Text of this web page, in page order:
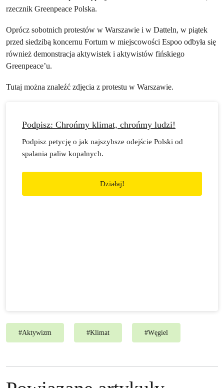
rzecznik Greenpeace Polska.
Oprócz sobotnich protestów w Warszawie i w Datteln, w piątek
przed siedzibą koncernu Fortum w miejscowości Espoo odbyła się
również demonstracja aktywistek i aktywistów fińskiego
Greenpeace’u.
Tutaj można znaleźć zdjęcia z protestu w Warszawie.
Podpisz: Chrońmy klimat, chrońmy ludzi!
Podpisz petycję o jak najszybsze odejście Polski od
spalania paliw kopalnych.
Działaj!
#Aktywizm #Klimat #Węgiel